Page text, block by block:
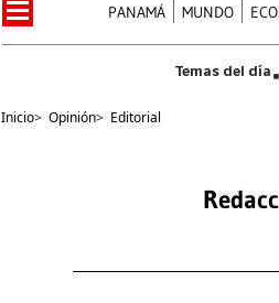
PANAMÁ MUNDO
Inicio> Opinión> Editorial